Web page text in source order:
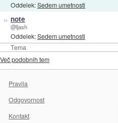
Tema
Oddelek:Sedem umetnosti
» note
@ljash
Oddelek:Sedem umetnosti
Več podobnih tem
Pravila
Odgovornost
Kontakt